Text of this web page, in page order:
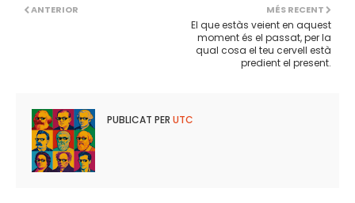
MÉS RECENT
El que estàs veient en aquest
moment és el passat, per la
qual cosa el teu cervell està
predient el present.
ANTERIOR
PUBLICAT PER UTC